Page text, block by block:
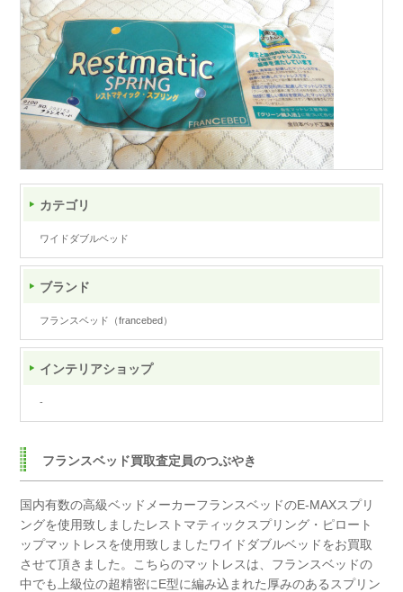
カテゴリ
ワイドダブルベッド
ブランド
フランスベッド（francebed）
インテリアショップ
-
フランスベッド買取査定員のつぶやき
国内有数の高級ベッドメーカーフランスベッドのE-MAXスプリ
ングを使用致しましたレストマティックスプリング・ピロート
ップマットレスを使用致しましたワイドダブルベッドをお買取
させて頂きました。 こちらのマットレスは、フランスベッドの
中でも上級位の超精密にE型に編み込まれた厚みのあるスプリン